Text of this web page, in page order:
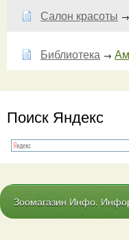
Салон красоты →
Библиотека →
Поиск Яндекс
Зоомагазин Инфо.